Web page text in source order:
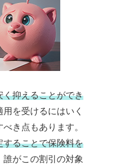
く抑えることができ
を受けるにはいく
き点もあります。
することで保険料を
がこの割引の対象